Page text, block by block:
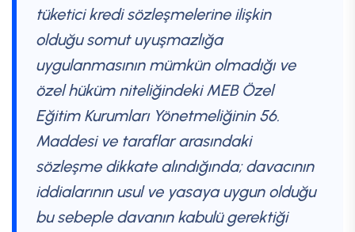
tüketici kredi sözleşmelerine ilişkin
olduğu somut uyuşmazlığa
uygulanmasının mümkün olmadığı ve
özel hüküm niteliğindeki MEB Özel
Eğitim Kurumları Yönetmeliğinin 56.
Maddesi ve taraflar arasındaki
sözleşme dikkate alındığında; davacının
iddialarının usul ve yasaya uygun olduğu
bu sebeple davanın kabulü gerektiği